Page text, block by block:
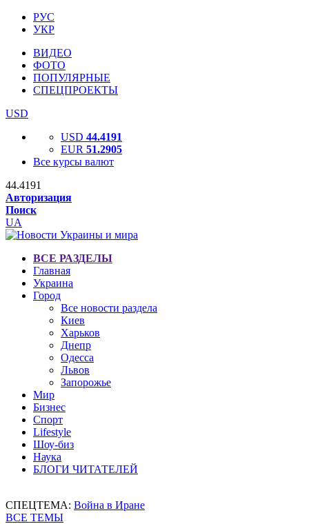
РУС
УКР
ВИДЕО
ФОТО
ПОПУЛЯРНЫЕ
СПЕЦПРОЕКТЫ
USD
USD 44.4191
EUR 51.2905
Все курсы валют
44.4191
Авторизация
Поиск
UA
ВСЕ РАЗДЕЛЫ
Главная
Украина
Город
Все новости раздела
Киев
Харьков
Днепр
Одесса
Львов
Запорожье
Мир
Бизнес
Спорт
Lifestyle
Шоу-биз
Наука
БЛОГИ ЧИТАТЕЛЕЙ
СПЕЦТЕМА: Война в Иране
ВСЕ ТЕМЫ